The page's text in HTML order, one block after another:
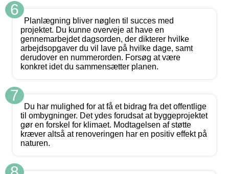
6
Planlægning bliver nøglen til succes med
projektet. Du kunne overveje at have en
gennemarbejdet dagsorden, der dikterer hvilke
arbejdsopgaver du vil lave på hvilke dage, samt
derudover en nummerorden. Forsøg at være
konkret idet du sammensætter planen.
7
Du har mulighed for at få et bidrag fra det offentlige
til ombygninger. Det ydes forudsat at byggeprojektet
gør en forskel for klimaet. Modtagelsen af støtte
kræver altså at renoveringen har en positiv effekt på
naturen.